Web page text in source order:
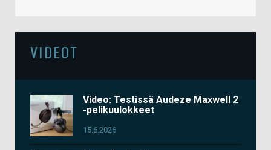
VIDEOT
Video: Testissä Audeze Maxwell 2
-pelikuulokkeet
15.6.2026